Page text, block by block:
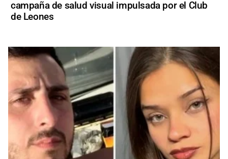
campaña de salud visual impulsada por el Club
de Leones